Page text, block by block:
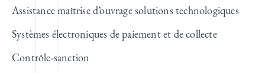
Assistance maîtrise d’ouvrage solutions technologiques
Systèmes électroniques de paiement et de collecte
Contrôle-sanction